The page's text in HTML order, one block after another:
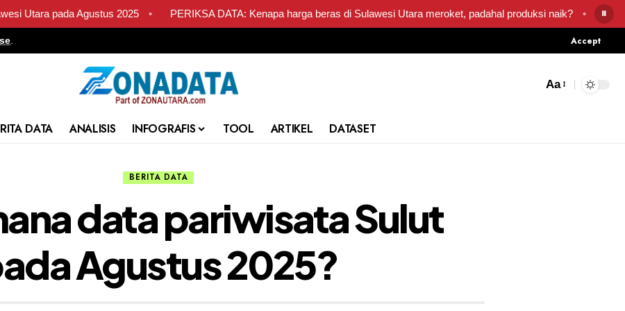
2025 • PERIKSA DATA: Kenapa harga beras di Sulawesi Utara meroket, padahal produksi naik? • Produsen pisang ⏸
. Accept
Aa
DATA ANALISIS INFOGRAFIS TOOL ARTIKEL DATASET
BERITA DATA
data pariwisata Sulut
Agustus 2025?